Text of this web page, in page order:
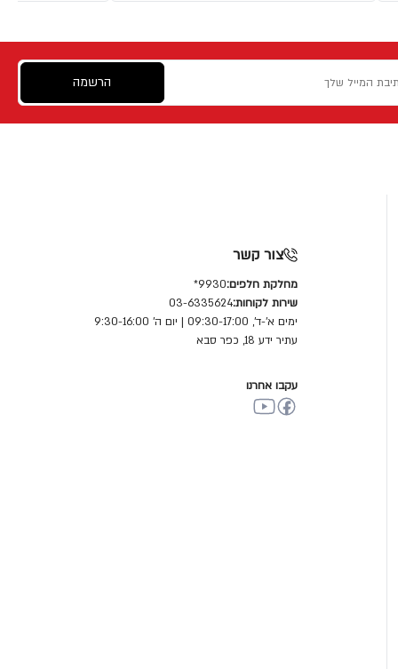
הרשמה
צור קשר
מחלקת חלפים:9930*
שירות לקוחות:03-6335624
ימים א'-ד', 09:30-17:00 | יום ה' 9:30-16:00
עתיר ידע 18, כפר סבא
עקבו אחרנו